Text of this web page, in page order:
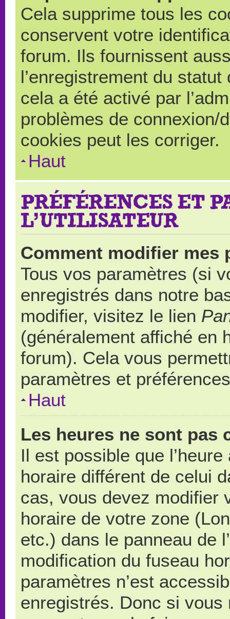
Cela supprime tous les
conservent votre
forum. Ils fournissent
l’enregistrement du
cela a été activé par
problèmes de connexion/
cookies peut les corriger.
Haut
PRÉFÉRENCES ET
L’UTILISATEUR
Comment modifier mes
Tous vos paramètres (si
enregistrés dans notre
modifier, visitez le lien
(généralement affiché en
forum). Cela vous
paramètres et
Haut
Les heures ne sont pas
Il est possible que
horaire différent de celui
cas, vous devez modifier
horaire de votre zone
etc.) dans le panneau de
modification du fuseau
paramètres n’est
enregistrés. Donc si vous